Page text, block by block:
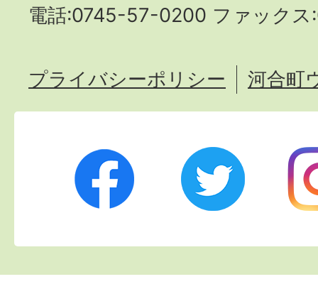
電話:0745-57-0200 ファック
Facebook Twitter
プライバシーポリシー 河合町